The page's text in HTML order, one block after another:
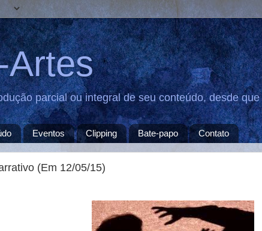
Artes
parcial ou integral de seu conteúdo, desde
Eventos Clipping Bate-papo Contato
(Em 12/05/15)